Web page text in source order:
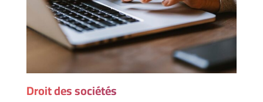
Droit des sociétés